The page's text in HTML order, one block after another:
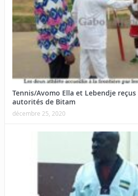
Tennis/Avomo Ella et Lebendje
autorités de Bitam
décembre 25, 2020